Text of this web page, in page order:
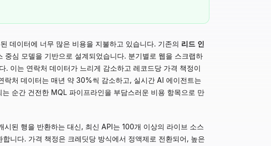
데이터에 너무 많은 비용을 지불하고 있습니다. 기존의 리드 인
심 모델을 기반으로 설계되었습니다. 분기별로 웹을 스크랩하
. 이는 연락처 데이터가 느리게 감소하고 레코드당 가격 책정이
처 데이터는 매년 약 30%씩 감소하고, 실시간 AI 에이전트는
순간 건전한 MQL 파이프라인을 부담스러운 비용 항목으로 만
된 행을 반환하는 대신, 최신 API는 100개 이상의 라이브 소스
니다. 가격 책정은 크레딧당 방식에서 정액제로 전환되어, 높은